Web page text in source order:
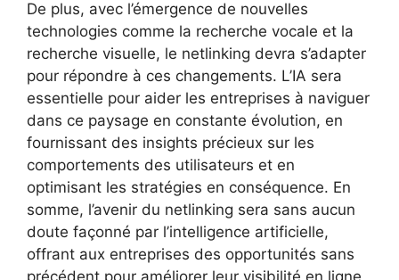
De plus, avec l’émergence de nouvelles
technologies comme la recherche vocale et la
recherche visuelle, le netlinking devra s’adapter
pour répondre à ces changements. L’IA sera
essentielle pour aider les entreprises à naviguer
dans ce paysage en constante évolution, en
fournissant des insights précieux sur les
comportements des utilisateurs et en
optimisant les stratégies en conséquence. En
somme, l’avenir du netlinking sera sans aucun
doute façonné par l’intelligence artificielle,
offrant aux entreprises des opportunités sans
précédent pour améliorer leur visibilité en ligne